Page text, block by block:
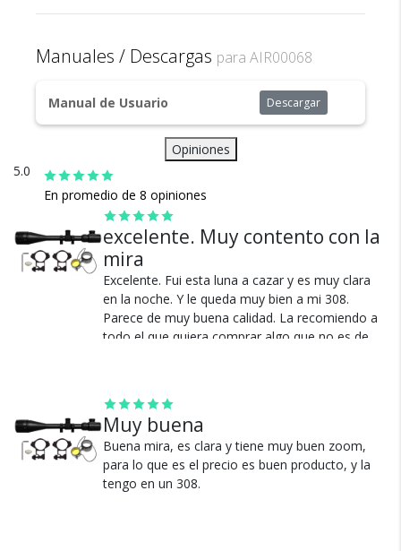
visión)
Acabado: Mate
Diámetro del tubo: 25.4mm
Peso de la Mira: 590g
Batería incluida (batería CR1620)
Dimensiones: 36 x 6 x 4 cm ( largo x alto de cada
extremo)
*No es compatible para riel Picatinny
1x Protector de Mira
1x Manual de Instrucciones
Manuales / Descargas para AIR00068
Manual de Usuario Descargar
Opiniones
5.0
En promedio de 8 opiniones
excelente. Muy contento con la
mira
Excelente. Fui esta luna a cazar y es muy clara
en la noche. Y le queda muy bien a mi 308.
Parece de muy buena calidad. La recomiendo a
todo el que quiera comprar algo que no es de
Muy buena
Buena mira, es clara y tiene muy buen zoom,
para lo que es el precio es buen producto, y la
tengo en un 308.
Envío
Asegurado
Todos nuestros envíos
cuentan con seguro total.
Cambios y Devoluciones
Te damos 30 días de prueba.
Si no es lo que esperabas, te devolvemos tu